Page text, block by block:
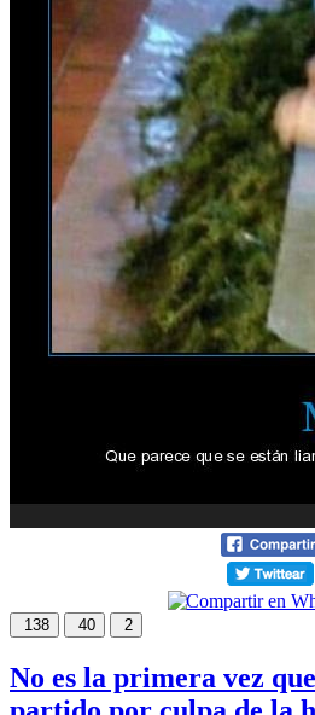
138 40 2
No es la primera vez